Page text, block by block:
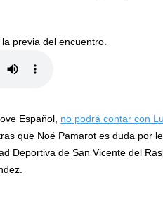
previa del encuentro.
Español, no podrá contar con
que Noé Pamarot es duda por
Deportiva de San Vicente del